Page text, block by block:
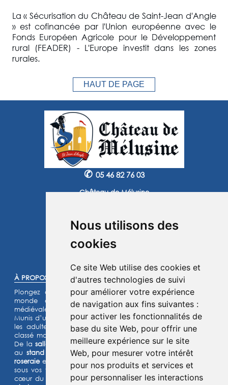
Nous utilisons des
cookies
Ce site Web utilise des cookies et
d'autres technologies de suivi
pour améliorer votre expérience
de navigation aux fins suivantes :
pour activer les fonctionnalités de
base du site Web, pour offrir une
meilleure expérience sur le site
Web, pour mesurer votre intérêt
pour nos produits et services et
pour personnaliser les interactions
La « Sécurisation du Château de Saint-Jean d'Angle
» est cofinancée par l'Union européenne avec le
Fonds Européen Agricole pour le Développement
rural (FEADER) - L'Europe investit dans les zones
rurales.
HAUT DE PAGE
✆ 05 46 82 76 03
Château de Mélusine
Instagram Facebook
À PROPOS :
Plongez dans l'histoire et laissez-vous transporter dans un
monde de chevaliers, de princesses et de légendes
médiévales.
Munis d’un jeu d’énigmes pour les enfants et d’un quiz pour
les adultes, lancez- vous à l’assaut de notre château fort
classé monument historique et de son parc de 15 hectares.
De la salle de gardeauxremparts , desmachines de guerre
au stand d’archerie, en passant par lejardin médiéval
roseraieet les animaux de la basse-cour
l’Histoire prend vie
sous vos yeux dans cette aventure ludique et immersive au
cœur du Moyen Âge ! Deux parcours sensoriels (le chemin